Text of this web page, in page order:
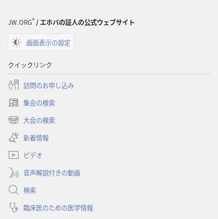
JW.ORG®/ エホバの証人の公式ウェブサイト
画面表示の設定
クイックリンク
訪問のお申し込み
集会の検索
（新
し
タ
で
開
く）
大会の検索
（新
し
い
タ
ブ
で
開
く）
新着情報
ビデオ
音声解説付きの動画
検索
臨床医のための医学情報